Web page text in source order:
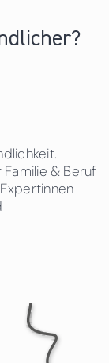
& Beruf